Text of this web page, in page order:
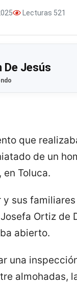
Lecturas 521
De Jesús
que
de un
Toluca.
y sus
Ortiz de
abierto.
una
almohadas,